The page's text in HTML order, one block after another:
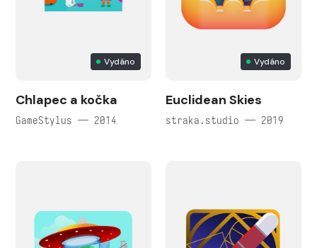
Vydáno
Chlapec a kočka
GameStylus — 2014
Vydáno
Euclidean Skies
straka.studio — 2019